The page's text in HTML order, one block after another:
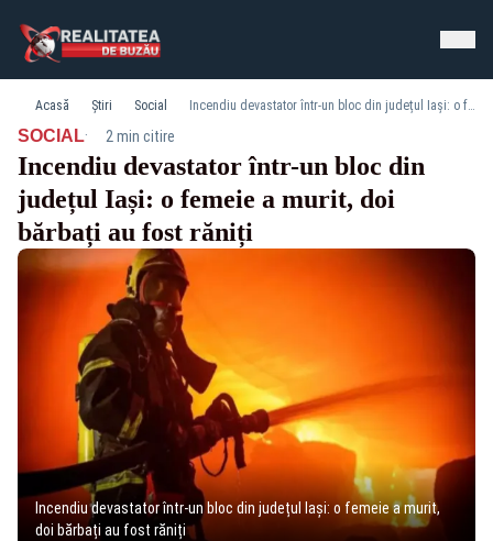
Acasă Știri Social Incendiu devastator într-un bloc din județul Iași: o femeie a murit, doi bărbați au fost răniți
SOCIAL· 2 min citire
Incendiu devastator într-un bloc din
județul Iași: o femeie a murit, doi
bărbați au fost răniți
Incendiu devastator într-un bloc din județul Iași: o femeie a murit,
doi bărbați au fost răniți